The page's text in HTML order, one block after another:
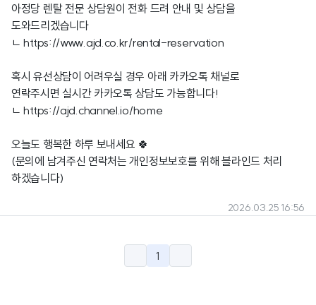
아정당 렌탈 전문 상담원이 전화 드려 안내 및 상담을
도와드리겠습니다
ㄴhttps://www.ajd.co.kr/rental-reservation
혹시 유선상담이 어려우실 경우 아래 카카오톡 채널로
연락주시면 실시간 카카오톡 상담도 가능합니다!
ㄴhttps://ajd.channel.io/home
오늘도 행복한 하루 보내세요 🍀
(문의에 남겨주신 연락처는 개인정보보호를 위해 블라인드 처리
하겠습니다)
2026.03.25 16:56
1